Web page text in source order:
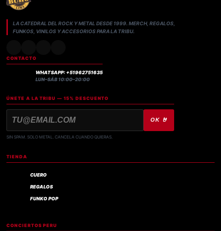
LA CATEDRAL DEL ROCK Y METAL DESDE 1999. MERCH, REGALOS,
FUNKOS, VINILOS Y ACCESORIOS PARA LA TRIBU.
CONTACTO
WHATSAPP: +51962751635
LUN–SÁB 10:00–20:00
ÚNETE A LA TRIBU — 15% DESCUENTO
OK 🤘
SIN SPAM. SOLO METAL. CANCELA CUANDO QUIERAS.
TIENDA
CUERO
REGALOS
FUNKO POP
CONCIERTOS PERU